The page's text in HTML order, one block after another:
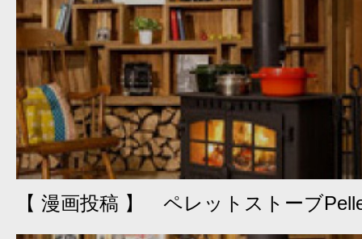
【 漫画投稿 】 ペレットストーブ